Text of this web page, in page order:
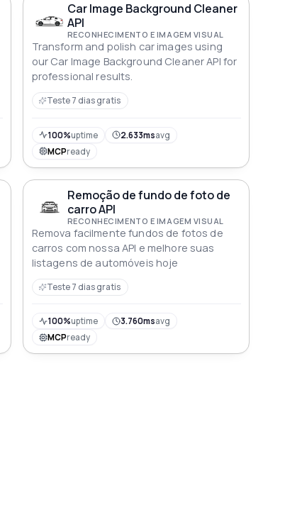
Car Image Background Cleaner
API
RECONHECIMENTO E IMAGEM VISUAL
Transform and polish car images using
our Car Image Background Cleaner API for
professional results.
Teste 7 dias gratis
100%uptime 2.633msavg
MCPready
Remoção de fundo de foto de
carro API
RECONHECIMENTO E IMAGEM VISUAL
Remova facilmente fundos de fotos de
carros com nossa API e melhore suas
listagens de automóveis hoje
Teste 7 dias gratis
100%uptime 3.760msavg
MCPready